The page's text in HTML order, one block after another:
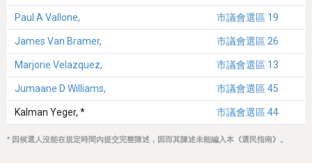
Paul A Vallone, 市議會選區 19
James Van Bramer, 市議會選區 26
Marjorie Velazquez, 市議會選區 13
Jumaane D Williams, 市議會選區 45
Kalman Yeger, * 市議會選區 44
* 因候選人沒能在規定時間內提交完整陳述，因而其陳述未能編入本《選民指南》。